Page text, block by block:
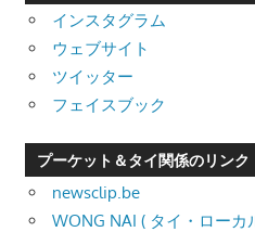
インスタグラム
ウェブサイト
ツイッター
フェイスブック
プーケット＆タイ関係のリンク
newsclip.be
WONG NAI ( タイ・ローカ